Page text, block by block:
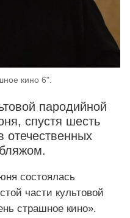
кино 6".
пародийной
спустя шесть
отечественных
состоялась
части культовой
страшное кино».